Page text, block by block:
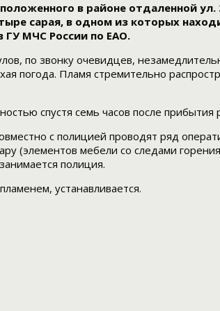
в районе отдаленной
сарая, в одном из которых
ГУ МЧС России по ЕАО.
по звонку очевидцев,
погода. Пламя стремительно
спустя семь часов после прибытия
с полицией проводят ряд
(элементов мебели со следами
полиция.
устанавливается.